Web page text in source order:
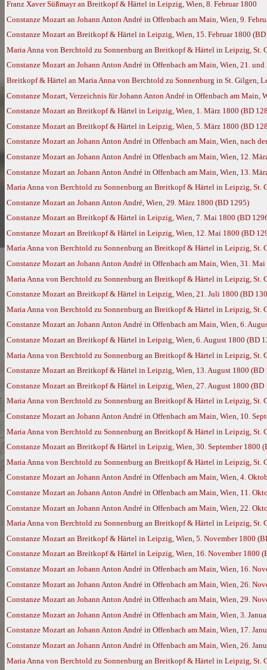
Franz Xaver Süßmayr an Breitkopf & Härtel in Leipzig, Wien, 8. Februar 1800
Constanze Mozart an Johann Anton André in Offenbach am Main, Wien, 9.
Constanze Mozart an Breitkopf & Härtel in Leipzig, Wien, 15. Februar 1800
Maria Anna von Berchtold zu Sonnenburg an Breitkopf & Härtel in Leipzig, St.
Constanze Mozart an Johann Anton André in Offenbach am Main, Wien, 21.
Breitkopf & Härtel an Maria Anna von Berchtold zu Sonnenburg in St. Gilgen,
Constanze Mozart, Verzeichnis für Johann Anton André in Offenbach am Main,
Constanze Mozart an Breitkopf & Härtel in Leipzig, Wien, 1. März 1800 (BD
Constanze Mozart an Breitkopf & Härtel in Leipzig, Wien, 5. März 1800 (BD
Constanze Mozart an Johann Anton André in Offenbach am Main, Wien, nach
Constanze Mozart an Johann Anton André in Offenbach am Main, Wien, 12.
Constanze Mozart an Johann Anton André in Offenbach am Main, Wien, 13.
Maria Anna von Berchtold zu Sonnenburg an Breitkopf & Härtel in Leipzig, St.
Constanze Mozart an Johann Anton André, Wien, 29. März 1800 (BD 1295)
Constanze Mozart an Breitkopf & Härtel in Leipzig, Wien, 7. Mai 1800 (BD
Constanze Mozart an Breitkopf & Härtel in Leipzig, Wien, 12. Mai 1800 (BD
Maria Anna von Berchtold zu Sonnenburg an Breitkopf & Härtel in Leipzig, St.
Constanze Mozart an Johann Anton André in Offenbach am Main, Wien, 31.
Maria Anna von Berchtold zu Sonnenburg an Breitkopf & Härtel in Leipzig, St.
Constanze Mozart an Breitkopf & Härtel in Leipzig, Wien, 21. Juli 1800 (BD
Maria Anna von Berchtold zu Sonnenburg an Breitkopf & Härtel in Leipzig, St.
Constanze Mozart an Johann Anton André in Offenbach am Main, Wien, 6.
Constanze Mozart an Breitkopf & Härtel in Leipzig, Wien, 6. August 1800 (BD
Maria Anna von Berchtold zu Sonnenburg an Breitkopf & Härtel in Leipzig, St.
Constanze Mozart an Breitkopf & Härtel in Leipzig, Wien, 13. August 1800 (BD
Constanze Mozart an Breitkopf & Härtel in Leipzig, Wien, 27. August 1800 (BD
Maria Anna von Berchtold zu Sonnenburg an Breitkopf & Härtel in Leipzig, St.
Constanze Mozart an Johann Anton André in Offenbach am Main, Wien, 10.
Maria Anna von Berchtold zu Sonnenburg an Breitkopf & Härtel in Leipzig, St.
Constanze Mozart an Breitkopf & Härtel in Leipzig, Wien, 30. September 1800
Maria Anna von Berchtold zu Sonnenburg an Breitkopf & Härtel in Leipzig, St.
Constanze Mozart an Johann Anton André in Offenbach am Main, Wien, 4.
Constanze Mozart an Johann Anton André in Offenbach am Main, Wien, 11.
Constanze Mozart an Johann Anton André in Offenbach am Main, Wien, 22.
Maria Anna von Berchtold zu Sonnenburg an Breitkopf & Härtel in Leipzig,
Constanze Mozart an Breitkopf & Härtel in Leipzig, Wien, 5. November 1800
Constanze Mozart an Breitkopf & Härtel in Leipzig, Wien, 16. November 1800
Constanze Mozart an Johann Anton André in Offenbach am Main, Wien, 16.
Constanze Mozart an Johann Anton André in Offenbach am Main, Wien, 26.
Constanze Mozart an Johann Anton André in Offenbach am Main, Wien, 29.
Constanze Mozart an Johann Anton André in Offenbach am Main, Wien, 3.
Constanze Mozart an Johann Anton André in Offenbach am Main, Wien, 17.
Constanze Mozart an Johann Anton André in Offenbach am Main, Wien, 26.
Maria Anna von Berchtold zu Sonnenburg an Breitkopf & Härtel in Leipzig, St.